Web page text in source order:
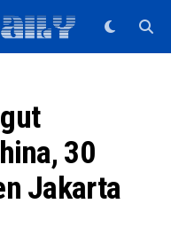
30
Jakarta